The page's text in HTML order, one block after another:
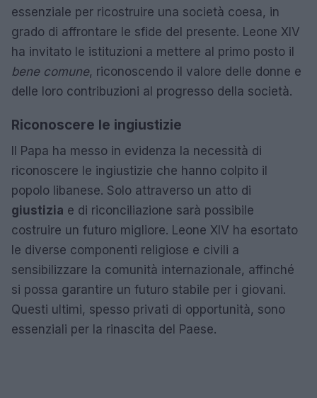
essenziale per ricostruire una società coesa, in
grado di affrontare le sfide del presente. Leone XIV
ha invitato le istituzioni a mettere al primo posto il
bene comune, riconoscendo il valore delle donne e
delle loro contribuzioni al progresso della società.
Riconoscere le ingiustizie
Il Papa ha messo in evidenza la necessità di
riconoscere le ingiustizie che hanno colpito il
popolo libanese. Solo attraverso un atto di
giustizia e di riconciliazione sarà possibile
costruire un futuro migliore. Leone XIV ha esortato
le diverse componenti religiose e civili a
sensibilizzare la comunità internazionale, affinché
si possa garantire un futuro stabile per i giovani.
Questi ultimi, spesso privati di opportunità, sono
essenziali per la rinascita del Paese.